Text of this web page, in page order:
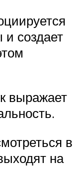
создает
выражает
в
на